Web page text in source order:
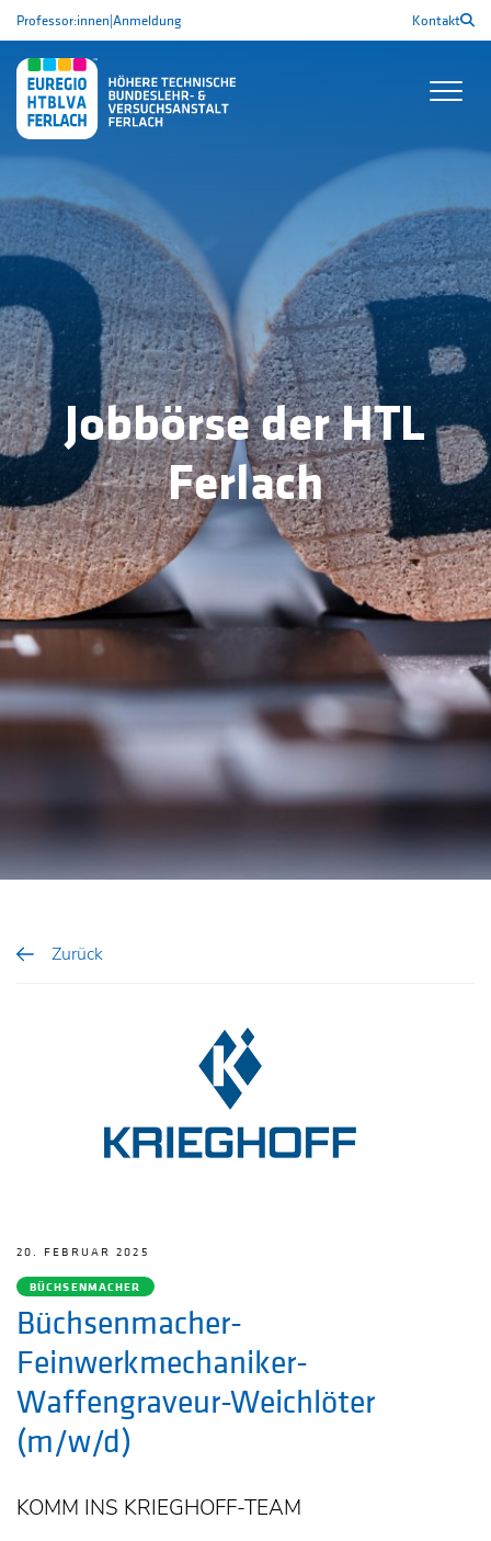
Professor:innen|Anmeldung Kontakt
Jobbörse der HTL
Ferlach
Zurück
20. FEBRUAR 2025
BÜCHSENMACHER
Büchsenmacher-
Feinwerkmechaniker-
Waffengraveur-Weichlöter
(m/w/d)
KOMM INS KRIEGHOFF-TEAM